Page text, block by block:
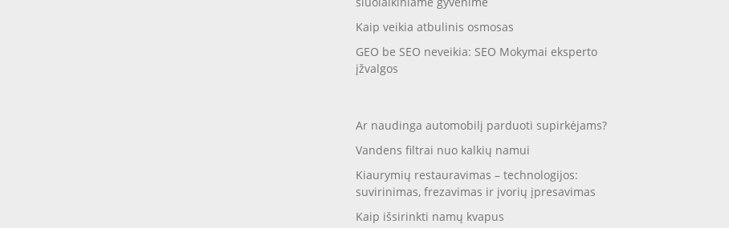
Kaip veikia atbulinis osmosas
GEO be SEO neveikia: SEO Mokymai eksperto
įžvalgos
Ar naudinga automobilį parduoti supirkėjams?
Vandens filtrai nuo kalkių namui
Kiaurymių restauravimas – technologijos:
suvirinimas, frezavimas ir įvorių įpresavimas
Kaip išsirinkti namų kvapus